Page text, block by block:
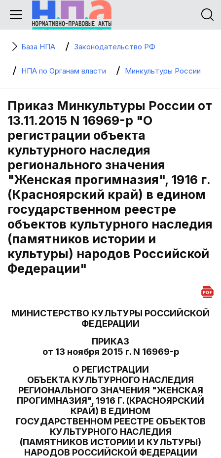
База НПА Законодательство РФ
НПА по Органам власти Минкультуры России
Приказ Минкультуры России от
13.11.2015 N 16969-р "О
регистрации объекта
культурного наследия
регионального значения
"Женская прогимназия", 1916 г.
(Красноярский край) в едином
государственном реестре
объектов культурного наследия
(памятников истории и
культуры) народов Российской
Федерации"
МИНИСТЕРСТВО КУЛЬТУРЫ РОССИЙСКОЙ
ФЕДЕРАЦИИ
ПРИКАЗ
от 13 ноября 2015 г. N 16969-р
О РЕГИСТРАЦИИ
ОБЪЕКТА КУЛЬТУРНОГО НАСЛЕДИЯ
РЕГИОНАЛЬНОГО ЗНАЧЕНИЯ "ЖЕНСКАЯ
ПРОГИМНАЗИЯ", 1916 Г. (КРАСНОЯРСКИЙ
КРАЙ) В ЕДИНОМ
ГОСУДАРСТВЕННОМ РЕЕСТРЕ ОБЪЕКТОВ
КУЛЬТУРНОГО НАСЛЕДИЯ
(ПАМЯТНИКОВ ИСТОРИИ И КУЛЬТУРЫ)
НАРОДОВ РОССИЙСКОЙ ФЕДЕРАЦИИ